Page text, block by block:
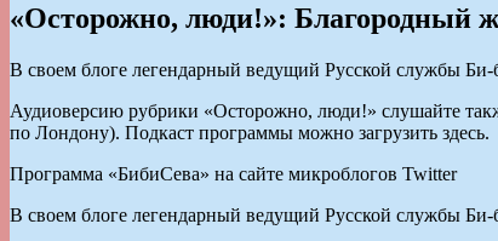
«Осторожно, люди!»: Благородный
В своем блоге легендарный ведущий Русской службы
Аудиоверсию рубрики «Осторожно, люди!» слушайте
по Лондону). Подкаст программы можно загрузить здесь.
Программа «БибиСева» на сайте микроблогов Twitter
В своем блоге легендарный ведущий Русской службы